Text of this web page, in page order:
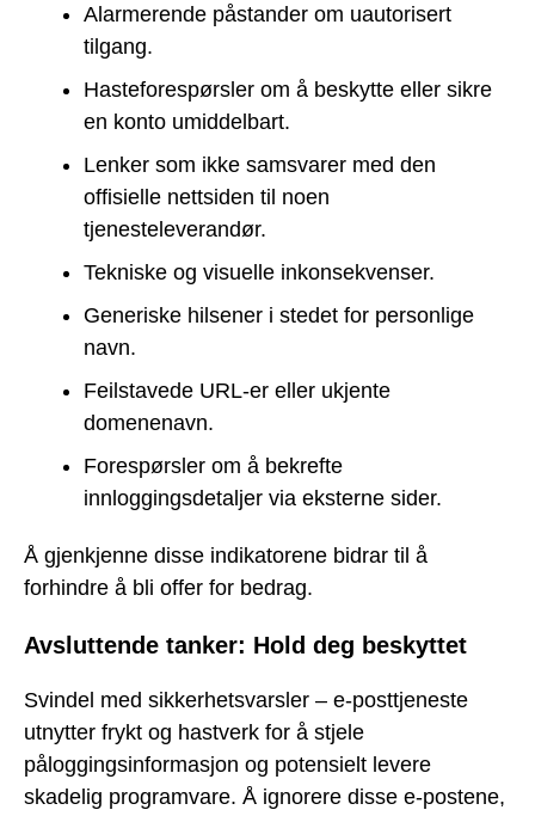
Alarmerende påstander om uautorisert
tilgang.
Hasteforespørsler om å beskytte eller sikre
en konto umiddelbart.
Lenker som ikke samsvarer med den
offisielle nettsiden til noen
tjenesteleverandør.
Tekniske og visuelle inkonsekvenser.
Generiske hilsener i stedet for personlige
navn.
Feilstavede URL-er eller ukjente
domenenavn.
Forespørsler om å bekrefte
innloggingsdetaljer via eksterne sider.
Å gjenkjenne disse indikatorene bidrar til å
forhindre å bli offer for bedrag.
Avsluttende tanker: Hold deg beskyttet
Svindel med sikkerhetsvarsler – e-posttjeneste
utnytter frykt og hastverk for å stjele
påloggingsinformasjon og potensielt levere
skadelig programvare. Å ignorere disse e-postene,